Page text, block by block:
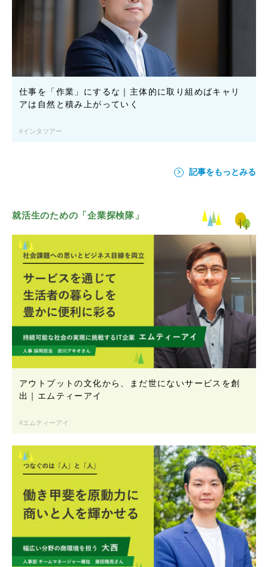
仕事を「作業」にするな｜主体的に取り組めばキャリ
アは自然と積み上がっていく
インタツアー
記事をもっとみる
就活生のための「企業探検隊」
アウトプットの文化から、まだ世にないサービスを創
出｜エムティーアイ
エムティーアイ